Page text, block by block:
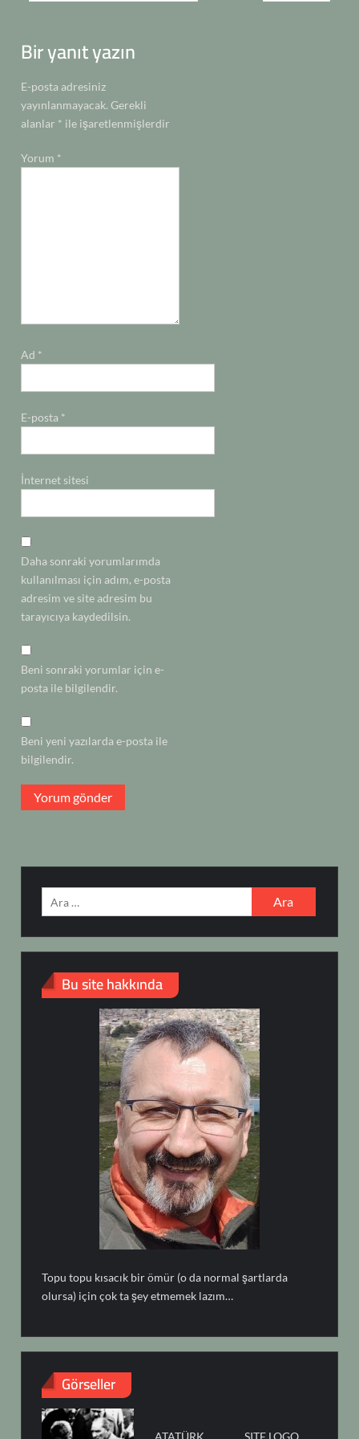
k p
k
gezinmesi
Bir yanıt yazın
E-posta adresiniz
yayınlanmayacak. Gerekli
alanlar * ile işaretlenmişlerdir
Yorum *
Ad *
E-posta *
İnternet sitesi
Daha sonraki yorumlarımda
kullanılması için adım, e-posta
adresim ve site adresim bu
tarayıcıya kaydedilsin.
Beni sonraki yorumlar için e-
posta ile bilgilendir.
Beni yeni yazılarda e-posta ile
bilgilendir.
Arama:
Bu site hakkında
Topu topu kısacık bir ömür (o da normal şartlarda
olursa) için çok ta şey etmemek lazım…
Görseller